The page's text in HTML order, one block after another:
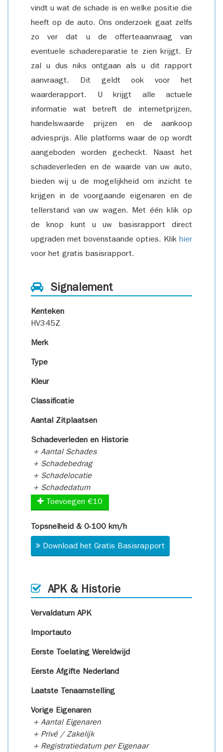
vindt u wat de schade is en welke positie die
heeft op de auto. Ons onderzoek gaat zelfs
zo ver dat u de offerteaanvraag van
eventuele schadereparatie te zien krijgt. Er
zal u dus niks ontgaan als u dit rapport
aanvraagt. Dit geldt ook voor het
waarderapport. U krijgt alle actuele
informatie wat betreft de internetprijzen,
handelswaarde prijzen en de aankoop
adviesprijs. Alle platforms waar de op wordt
aangeboden worden gecheckt. Naast het
schadeverleden en de waarde van uw auto,
bieden wij u de mogelijkheid om inzicht te
krijgen in de voorgaande eigenaren en de
tellerstand van uw wagen. Met één klik op
de knop kunt u uw basisrapport direct
upgraden met bovenstaande opties. Klik hier
voor het gratis basisrapport.
Signalement
Kenteken
HV345Z
Merk
Type
Kleur
Classificatie
Aantal Zitplaatsen
Schadeverleden en Historie
+ Aantal Schades
+ Schadebedrag
+ Schadelocatie
+ Schadedatum
Toevoegen €10
Topsnelheid & 0-100 km/h
Download het Gratis Basisrapport
APK & Historie
Vervaldatum APK
Importauto
Eerste Toelating Wereldwijd
Eerste Afgifte Nederland
Laatste Tenaamstelling
Vorige Eigenaren
+ Aantal Eigenaren
+ Privé / Zakelijk
+ Registratiedatum per Eigenaar